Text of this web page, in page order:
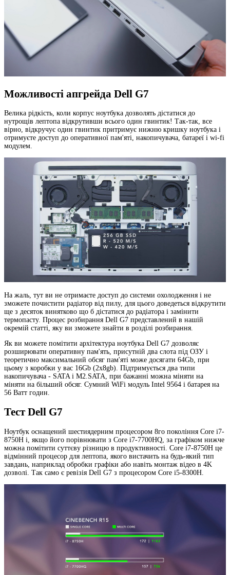
Можливості апгрейда Dell G7
Велика рідкість, коли корпус ноутбука дозволять дістатися до
нутрощів лептопа відкрутивши всього один гвинтик! Так-так, все
вірно, відкручує один гвинтик притримує нижню кришку ноутбука і
отримуєте доступ до оперативної пам'яті, накопичувача, батареї і wi-fi
модулем.
На жаль, тут ви не отримаєте доступ до системи охолодження і не
зможете почистити радіатор від пилу, для цього доведеться відкрутити
ще з десяток винятково що б дістатися до радіатора і замінити
термопасту. Процес розбирання Dell G7 представлений в нашій
окремій статті, яку ви зможете знайти в розділі розбирання.
Як ви можете помітити архітектура ноутбука Dell G7 дозволяє
розширювати оперативну пам'ять, присутній два слота під ОЗУ і
теоретично максимальний обсяг пам'яті може досягати 64Gb, при
цьому з коробки у вас 16Gb (2х8gb). Підтримується два типи
накопичувача - SATA і M2.SATA, при бажанні можна міняти на
міняти на більший обсяг. Сумний WiFi модуль Intel 9564 і батарея на
56 Ватт годин.
Тест Dell G7
Ноутбук оснащений шестиядерним процесором 8го покоління Core i7-
8750H і, якщо його порівнювати з Core i7-7700HQ, за графіком нижче
можна помітити суттєву різницю в продуктивності. Core i7-8750H це
відмінний процесор для лептопа, якого вистачить на будь-який тип
завдань, наприклад обробки графіки або навіть монтаж відео в 4K
дозволі. Так само є ревізія Dell G7 з процесором Core i5-8300H.